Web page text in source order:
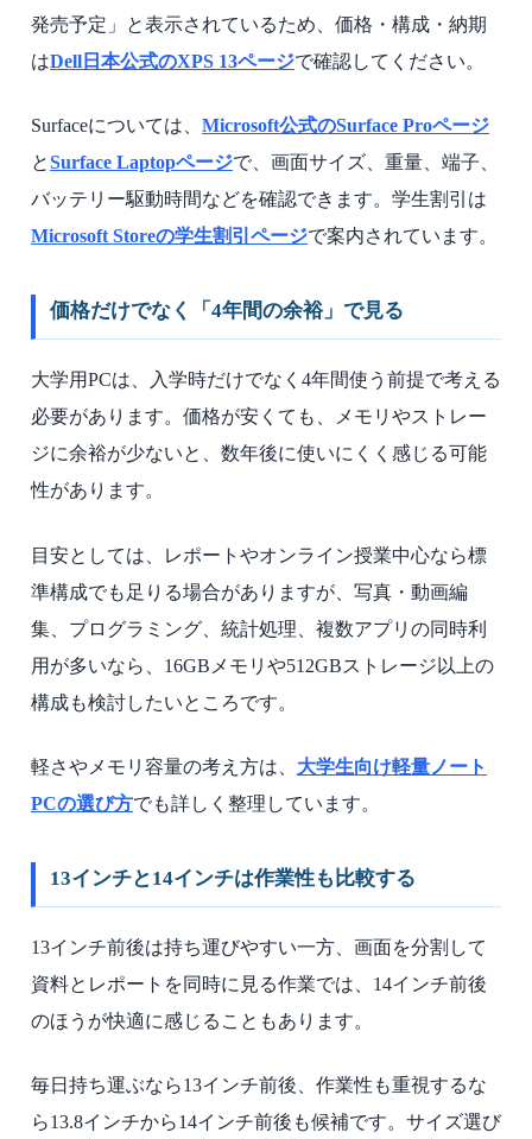
発売予定」と表示されているため、価格・構成・納期
はDell日本公式のXPS 13ページで確認してください。
Surfaceについては、 Microsoft公式のSurface Proページ
とSurface Laptopページで、画面サイズ、重量、端子、
バッテリー駆動時間などを確認できます。学生割引は
Microsoft Storeの学生割引ページで案内されています。
価格だけでなく「4年間の余裕」で見る
大学用PCは、入学時だけでなく4年間使う前提で考える
必要があります。価格が安くても、メモリやストレー
ジに余裕が少ないと、数年後に使いにくく感じる可能
性があります。
目安としては、レポートやオンライン授業中心なら標
準構成でも足りる場合がありますが、写真・動画編
集、プログラミング、統計処理、複数アプリの同時利
用が多いなら、16GBメモリや512GBストレージ以上の
構成も検討したいところです。
軽さやメモリ容量の考え方は、 大学生向け軽量ノート
PCの選び方でも詳しく整理しています。
13インチと14インチは作業性も比較する
13インチ前後は持ち運びやすい一方、画面を分割して
資料とレポートを同時に見る作業では、14インチ前後
のほうが快適に感じることもあります。
毎日持ち運ぶなら13インチ前後、作業性も重視するな
ら13.8インチから14インチ前後も候補です。サイズ選び